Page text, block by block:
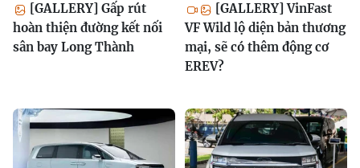
[GALLERY] Gấp rút
hoàn thiện đường kết nối
sân bay Long Thành
[GALLERY] VinFast
VF Wild lộ diện bản thương
mại, sẽ có thêm động cơ
EREV?